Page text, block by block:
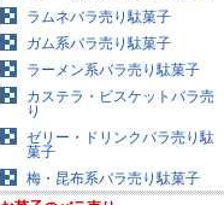
ラムネバラ売り駄菓子
ガム系バラ売り駄菓子
ラーメン系バラ売り駄菓子
カステラ・ビスケットバラ売
り
ゼリー・ドリンクバラ売り駄
菓子
梅・昆布系バラ売り駄菓子